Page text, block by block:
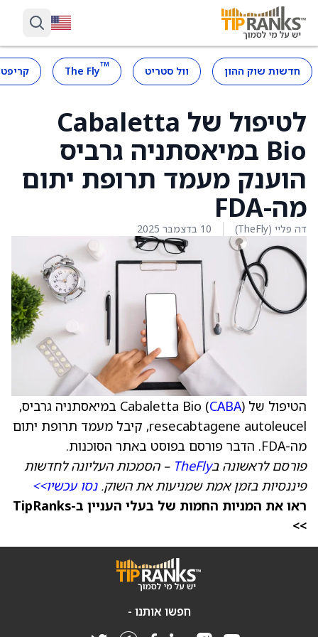
חדשות שוק ההון וול סטריט ™
The Fly
לטיפול של Cabaletta
Bio במיאסתניה גרביס
הוענק מעמד תרופת יתום
מה-FDA
דה פליי (TheFly) 10 בדצמבר 2025
הטיפול של Cabaletta Bio ( CABA
) במיאסתניה גרביס,
resecabtagene autoleucel, קיבל מעמד תרופת יתום
מה-FDA. הדבר פורסם בפוסט באתר הסוכנות.
פורסם לראשונה בTheFly – הסמכות העליונה לחדשות
פיננסיות בזמן אמת שמניעות את השוק.נסו עכשיו>>
ראו את המניות החמות של בעלי העניין ב-TipRanks
>>
חפשו אותנו -